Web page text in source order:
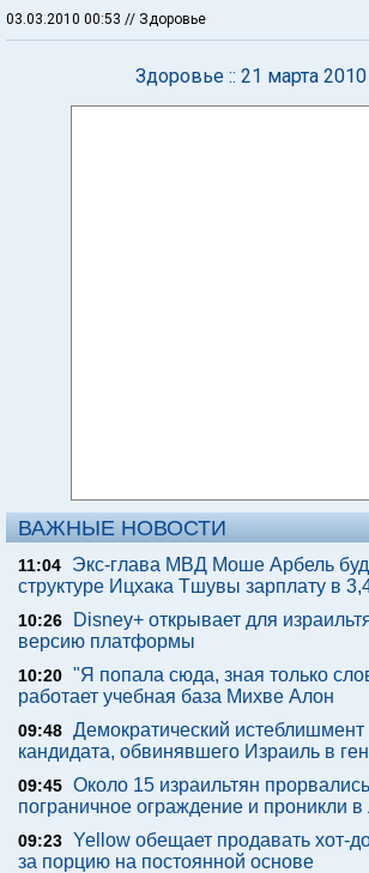
03.03.2010 00:53 // Здоровье
Здоровье :: 21 марта 2010
ВАЖНЫЕ НОВОСТИ
11:04
Экс-глава МВД Моше Арбель
структуре Ицхака Тшувы зарплату в
10:26
Disney+ открывает для
версию платформы
10:20 "Я попала сюда, зная только
работает учебная база Михве Алон
09:48 Демократический
кандидата, обвинявшего Израиль в
09:45 Около 15 израильтян
пограничное ограждение и проникли
09:23 Yellow обещает продавать хот-
за порцию на постоянной основе